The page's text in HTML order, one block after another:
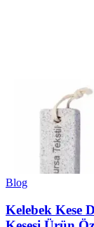
Blog
Kelebek Kese